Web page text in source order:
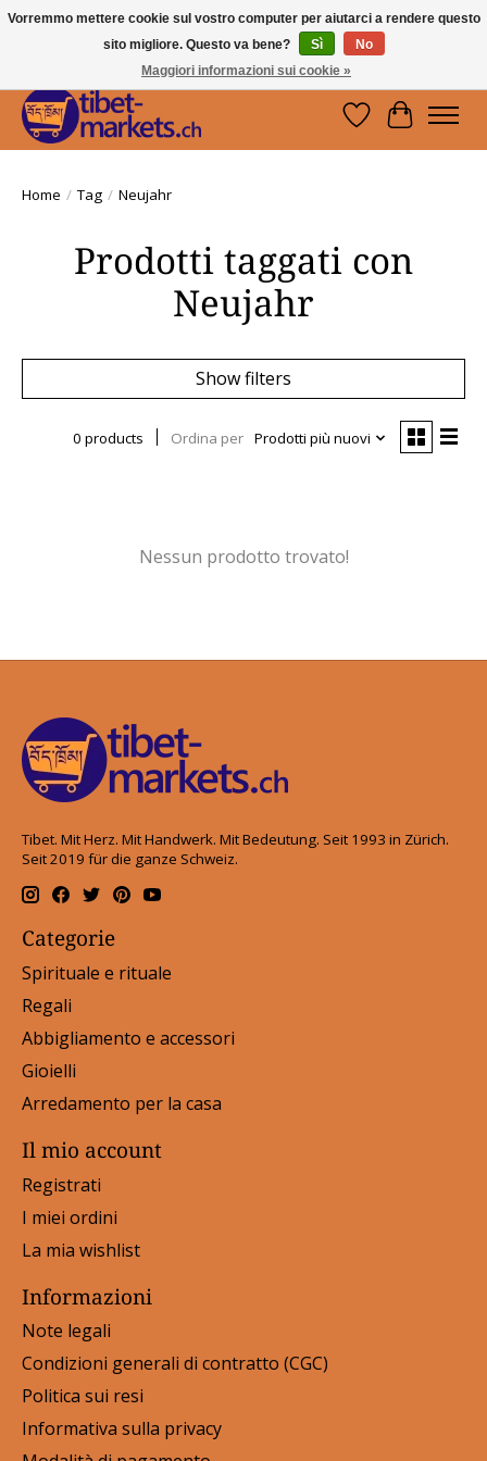
Handwerkskunst vom Dach der Welt.
Holen Sie sich ein Stück Tibet.
Lista deiCarrello
Home / Tag / Neujahr
Prodotti taggati con
Neujahr
Show filters
0 products Ordina per Prodotti più nuovi
Nessun prodotto trovato!
Tibet. Mit Herz. Mit Handwerk. Mit Bedeutung. Seit 1993 in Zürich.
Seit 2019 für die ganze Schweiz.
Categorie
Spirituale e rituale
Regali
Abbigliamento e accessori
Gioielli
Arredamento per la casa
Il mio account
Registrati
I miei ordini
La mia wishlist
Informazioni
Note legali
Condizioni generali di contratto (CGC)
Politica sui resi
Informativa sulla privacy
Vorremmo mettere cookie sul vostro computer per aiutarci a rendere questo
sito migliore. Questo va bene?
Sì
No
Maggiori informazioni sui cookie »